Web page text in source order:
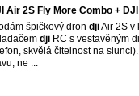
Air 2S Fly More Combo +
špičkový dron djiAir 2S v
dji RC s vestavěným
skvělá čitelnost na
ne ...